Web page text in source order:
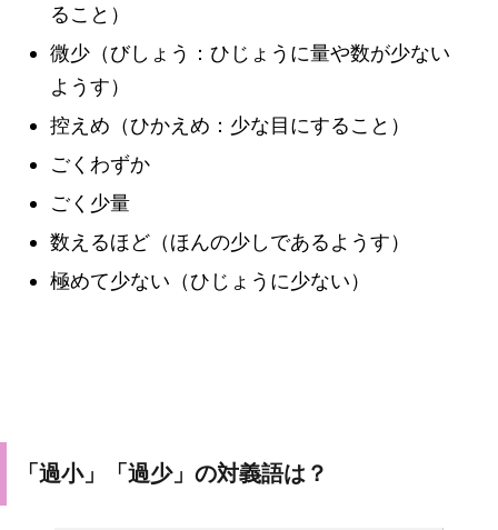
ること）
微少（びしょう：ひじょうに量や数が少ない
ようす）
控えめ（ひかえめ：少な目にすること）
ごくわずか
ごく少量
数えるほど（ほんの少しであるようす）
極めて少ない（ひじょうに少ない）
「過小」「過少」の対義語は？